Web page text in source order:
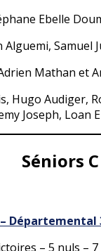
Ebelle
Samuel
Mathan et
Hugo Audiger,
Joseph, Loan
Séniors C
Départemental
– 5 nuls –